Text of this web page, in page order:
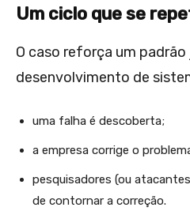
Um ciclo que se
O caso reforça um
desenvolvimento de
uma falha é descoberta;
a empresa corrige o
pesquisadores (ou
de contornar a correção.